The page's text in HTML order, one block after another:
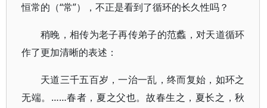
恒常的（“常”），不正是看到了循环的长久性吗？
稍晚，相传为老子再传弟子的范蠡，对天道循环
作了更加清晰的表述：
天道三千五百岁，一治一乱，终而复始，如环之
无端。……春者，夏之父也。故春生之，夏长之，秋